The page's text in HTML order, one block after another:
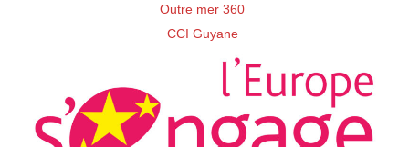
Outre mer 360
CCI Guyane